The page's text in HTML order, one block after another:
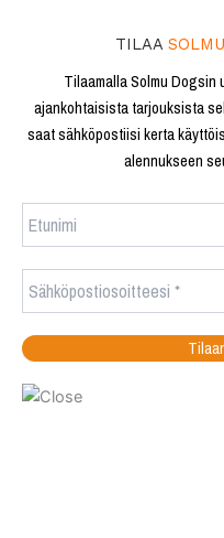
TILAA
Tilaamalla Solmu
ajankohtaisista tarjouksista
saat sähköpostiisi kerta
alennukseen